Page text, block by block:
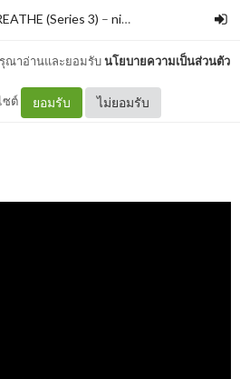
รุณาอ่านและยอมรับนโยบายความเป็นส่วนตัว
ซต์ ยอมรับ ไม่ยอมรับ
(Series 3) – nimon
LIKE THIS?